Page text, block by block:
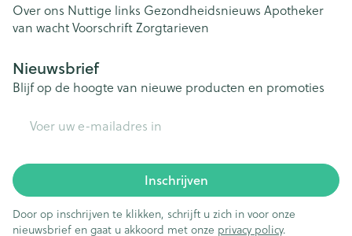
Over ons Nuttige links Gezondheidsnieuws Apotheker
van wachtVoorschriftZorgtarieven
Nieuwsbrief
Blijf op de hoogte van nieuwe producten en promoties
Inschrijven
Door op inschrijven te klikken, schrijft u zich in voor onze
nieuwsbrief en gaat u akkoord met onze privacy policy.